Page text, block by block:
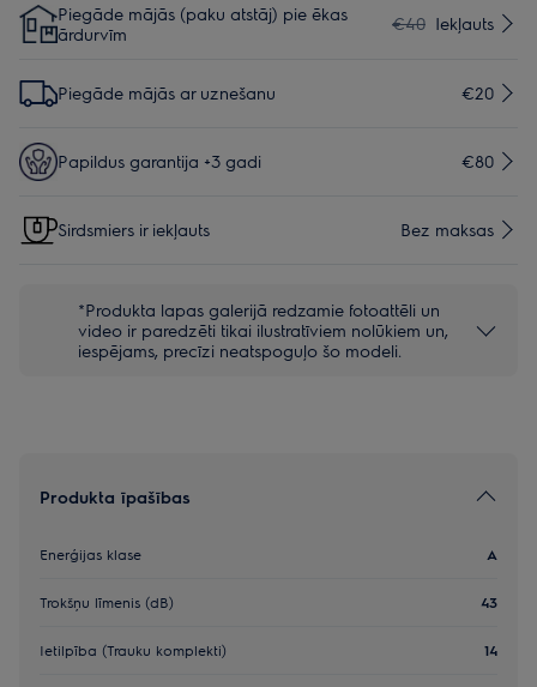
Piegāde mājās (paku atstāj) pie ēkas
ārdurvīm
€40 Iekļauts
Piegāde mājās ar uznešanu €20
Papildus garantija +3 gadi €80
Sirdsmiers ir iekļauts Bez maksas
*Produkta lapas galerijā redzamie fotoattēli un
video ir paredzēti tikai ilustratīviem nolūkiem un,
iespējams, precīzi neatspoguļo šo modeli.
Produkta īpašības
Enerģijas klase A
Trokšņu līmenis (dB) 43
Ietilpība (Trauku komplekti) 14